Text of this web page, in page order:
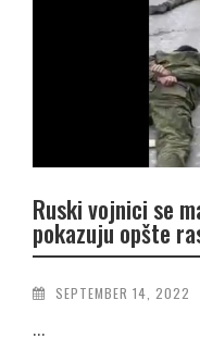
Ruski vojnici se
pokazuju opšte
SEPTEMBER 14, 2022
...